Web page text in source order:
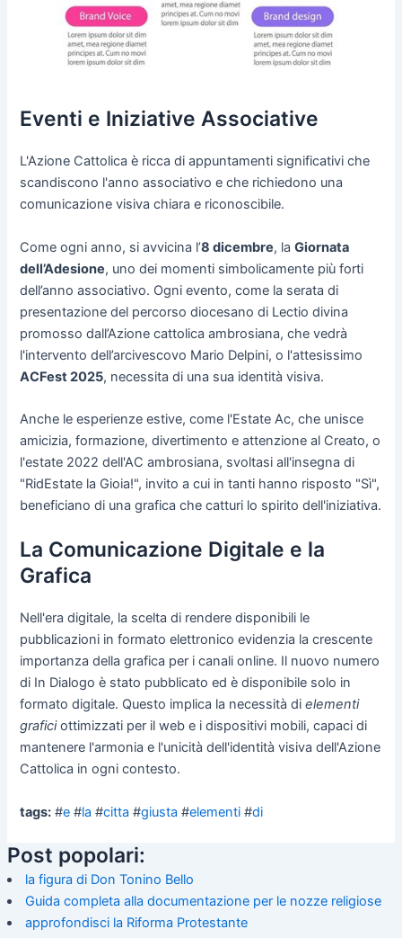
Eventi e Iniziative Associative
L'Azione Cattolica è ricca di appuntamenti significativi che
scandiscono l'anno associativo e che richiedono una
comunicazione visiva chiara e riconoscibile.
Come ogni anno, si avvicina l’8 dicembre, laGiornata
dell’Adesione, uno dei momenti simbolicamente più forti
dell’anno associativo. Ogni evento, come la serata di
presentazione del percorso diocesano di Lectio divina
promosso dall’Azione cattolica ambrosiana, che vedrà
l'intervento dell’arcivescovo Mario Delpini, o l'attesissimo
ACFest 2025, necessita di una sua identità visiva.
Anche le esperienze estive, come l'Estate Ac, che unisce
amicizia, formazione, divertimento e attenzione al Creato, o
l'estate 2022 dell'AC ambrosiana, svoltasi all'insegna di
"RidEstate la Gioia!", invito a cui in tanti hanno risposto "Sì",
beneficiano di una grafica che catturi lo spirito dell'iniziativa.
La Comunicazione Digitale e la
Grafica
Nell'era digitale, la scelta di rendere disponibili le
pubblicazioni in formato elettronico evidenzia la crescente
importanza della grafica per i canali online. Il nuovo numero
di In Dialogo è stato pubblicato ed è disponibile solo in
formato digitale. Questo implica la necessità dielementi
graficiottimizzati per il web e i dispositivi mobili, capaci di
mantenere l'armonia e l'unicità dell'identità visiva dell'Azione
Cattolica in ogni contesto.
tags: #e #la #citta #giusta #elementi #di
Post popolari:
la figura di Don Tonino Bello
Guida completa alla documentazione per le nozze religiose
approfondisci la Riforma Protestante